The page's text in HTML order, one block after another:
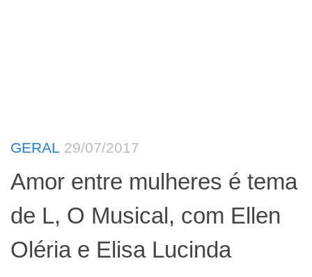
GERAL 29/07/2017
Amor entre mulheres é tema
de L, O Musical, com Ellen
Oléria e Elisa Lucinda